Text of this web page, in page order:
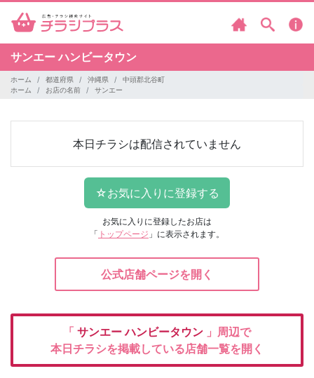
サンエー ハンビータウン
ホーム 都道府県 沖縄県
中頭郡北谷町
ホーム
お店の名前 サンエー
本日チラシは配信されていません
お気に入りに登録したお店は
「 トップページ 」に表示されます。
公式店舗ページを開く
「 サンエー ハンビータウン 」周辺で
本日チラシを掲載している店舗一覧を開く